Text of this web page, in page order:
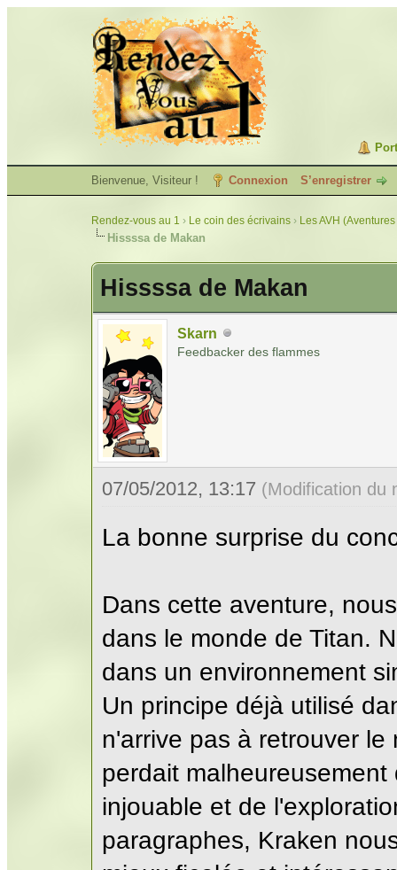
Bienvenue, Visiteur ! Connexion S’enregistrer
Rendez-vous au 1 › Le coin des écrivains › Les AVH
Hissssa de Makan
Hissssa de Makan
Skarn
Feedbacker des flammes
07/05/2012, 13:17 (Modification du
La bonne surprise du
Dans cette aventure,
dans le monde de Titan.
dans un environnement
Un principe déjà utilisé
n'arrive pas à retrouver
perdait
injouable et de
paragraphes, Kraken